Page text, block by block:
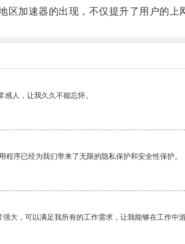
加速器的出现，不仅提升了用户的上
感人，让我久久不能忘怀。
程序已经为我们带来了无限的隐私保护和安全性保护。
大，可以满足我所有的工作需求，让我能够在工作中游